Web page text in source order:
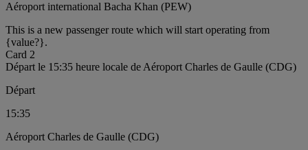
Aéroport international Bacha Khan (PEW)
This is a new passenger route which will start operating from
{value?}.
Card 2
Départ le 15:35 heure locale de Aéroport Charles de Gaulle (CDG)
Départ
15:35
Aéroport Charles de Gaulle (CDG)